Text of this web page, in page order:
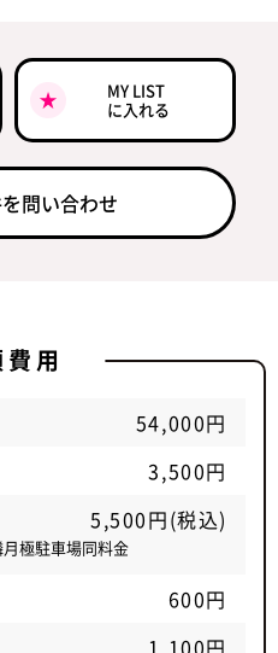
MY LIST
に入れる
問い合わせ
用
54,000円
3,500円
5,500円(税込)
極駐車場同料金
600円